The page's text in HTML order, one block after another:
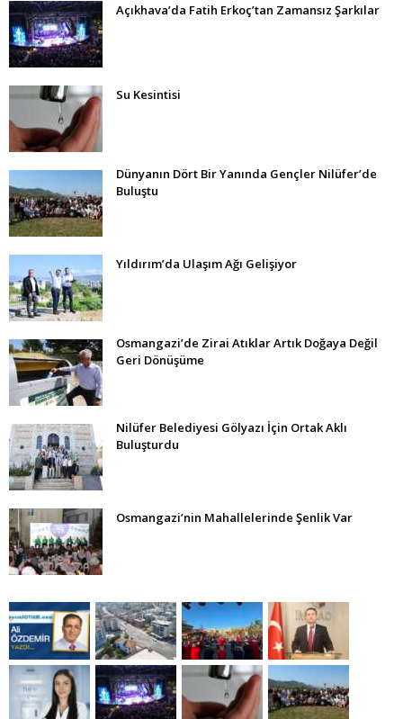
Açıkhava’da Fatih Erkoç’tan Zamansız Şarkılar
Su Kesintisi
Dünyanın Dört Bir Yanında Gençler Nilüfer’de
Buluştu
Yıldırım’da Ulaşım Ağı Gelişiyor
Osmangazi’de Zirai Atıklar Artık Doğaya Değil
Geri Dönüşüme
Nilüfer Belediyesi Gölyazı İçin Ortak Aklı
Buluşturdu
Osmangazi’nin Mahallelerinde Şenlik Var